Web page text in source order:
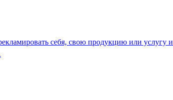
себя, свою продукцию или услугу и